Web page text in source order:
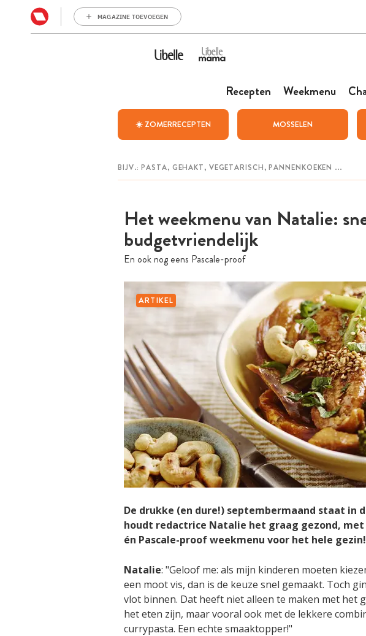
MAGAZINE TOEVOEGEN
Recepten Weekmenu
☀️ ZOMERRECEPTEN MOSSELEN
Het weekmenu van Natalie:
budgetvriendelijk
En ook nog eens Pascale-proof
ARTIKEL
De drukke (en dure!) septembermaand staat in
houdt redactrice Natalie het graag gezond,
én Pascale-proof week­menu voor het hele gezin!
Natalie: "Geloof me: als mijn kinderen moeten
een moot vis, dan is de keuze snel gemaakt. Toch
vlot binnen. Dat heeft niet alleen te maken met het
het eten zijn, maar vooral ook met de lekkere
currypasta. Een echte smaaktopper!"